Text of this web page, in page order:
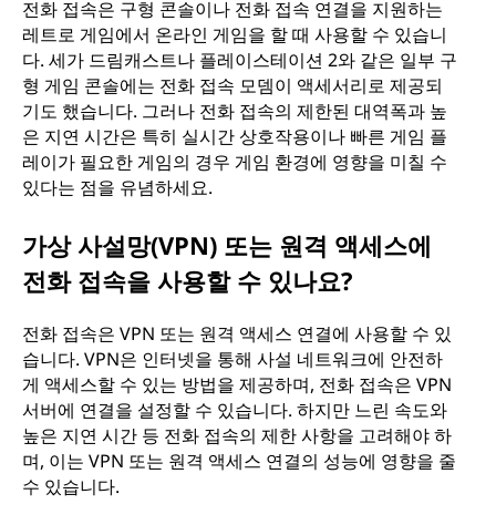
전화 접속은 구형 콘솔이나 전화 접속 연결을 지원하는
레트로 게임에서 온라인 게임을 할 때 사용할 수 있습니
다. 세가 드림캐스트나 플레이스테이션 2와 같은 일부 구
형 게임 콘솔에는 전화 접속 모뎀이 액세서리로 제공되
기도 했습니다. 그러나 전화 접속의 제한된 대역폭과 높
은 지연 시간은 특히 실시간 상호작용이나 빠른 게임 플
레이가 필요한 게임의 경우 게임 환경에 영향을 미칠 수
있다는 점을 유념하세요.
가상 사설망(VPN) 또는 원격 액세스에
전화 접속을 사용할 수 있나요?
전화 접속은 VPN 또는 원격 액세스 연결에 사용할 수 있
습니다. VPN은 인터넷을 통해 사설 네트워크에 안전하
게 액세스할 수 있는 방법을 제공하며, 전화 접속은 VPN
서버에 연결을 설정할 수 있습니다. 하지만 느린 속도와
높은 지연 시간 등 전화 접속의 제한 사항을 고려해야 하
며, 이는 VPN 또는 원격 액세스 연결의 성능에 영향을 줄
수 있습니다.